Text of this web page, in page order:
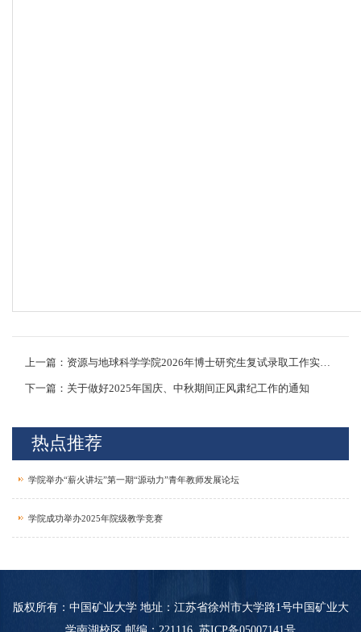
上一篇：资源与地球科学学院2026年博士研究生复试录取工作实施细则
下一篇：关于做好2025年国庆、中秋期间正风肃纪工作的通知
热点推荐
学院举办“薪火讲坛”第一期“源动力”青年教师发展论坛
学院成功举办2025年院级教学竞赛
版权所有：中国矿业大学 地址：江苏省徐州市大学路1号中国矿业大